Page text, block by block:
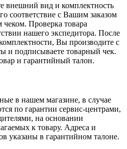
внешний вид и комплектность
соответствие с Вашим заказом
Проверка товара
нашего экспедитора. После
Вы производите с
и подписываете товарный чек.
и гарантийный талон.
в нашем магазине, в случае
по гарантии сервис-центрами,
на основании
к товару. Адреса и
указаны в гарантийном талоне.